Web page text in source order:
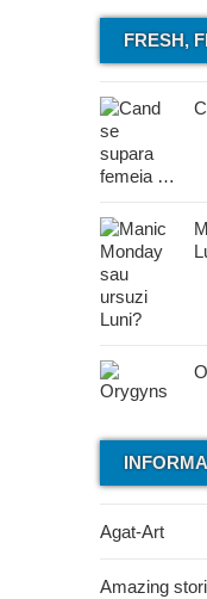
FRESH,
Agat-Art
Amazing